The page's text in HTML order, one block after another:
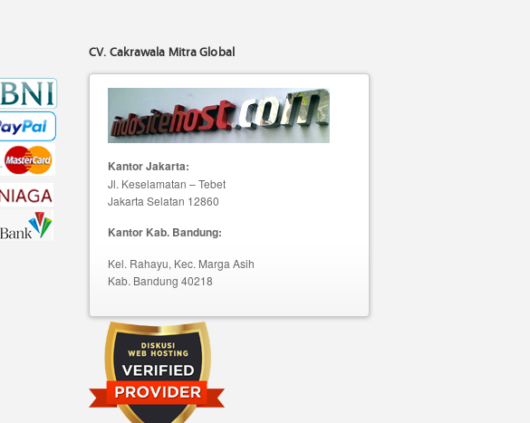
CV. Cakrawala Mitra Global
Kantor Jakarta:
Jl. Keselamatan – Tebet
Jakarta Selatan 12860
Kantor Kab. Bandung:
Kel. Rahayu, Kec. Marga Asih
Kab. Bandung 40218